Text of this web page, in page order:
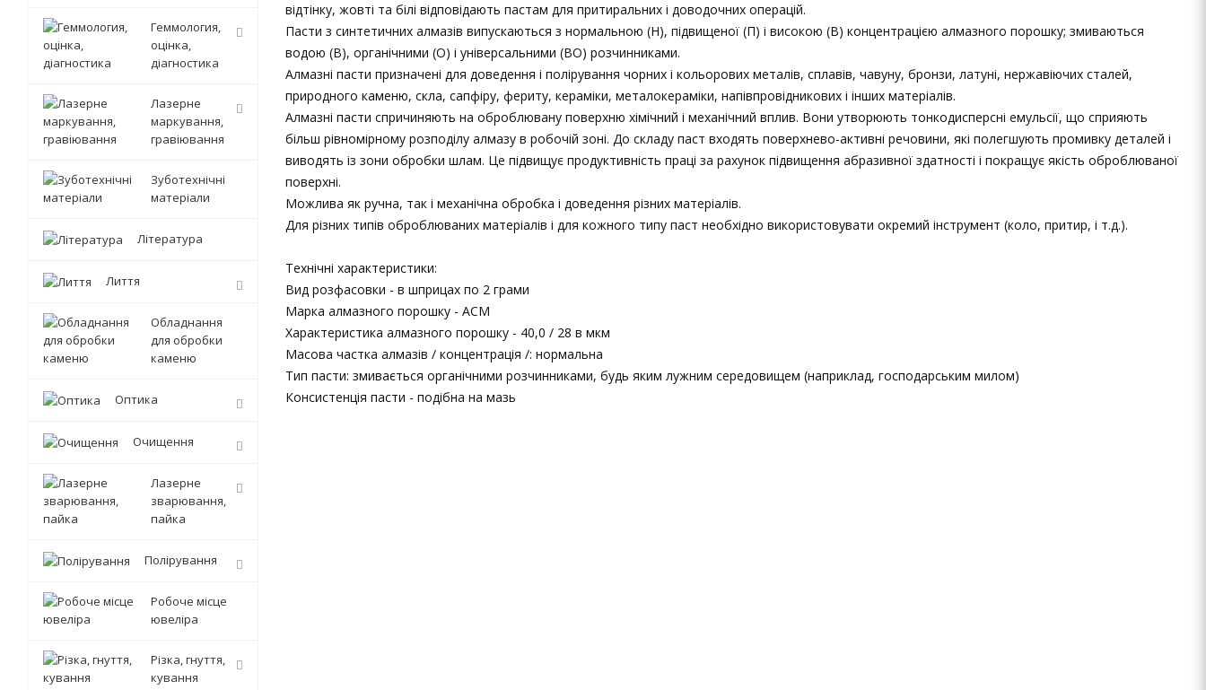
відтінку, жовті та білі відповідають пастам для притиральних і доводочних операцій.
Пасти з синтетичних алмазів випускаються з нормальною (Н), підвищеної (П) і високою (В) концентрацією алмазного порошку; змиваються
водою (В), органічними (О) і універсальними (ВО) розчинниками.
Алмазні пасти призначені для доведення і полірування чорних і кольорових металів, сплавів, чавуну, бронзи, латуні, нержавіючих сталей,
природного каменю, скла, сапфіру, фериту, кераміки, металокераміки, напівпровідникових і інших матеріалів.
Aлмазні пасти спричиняють на оброблювану поверхню хімічний і механічний вплив. Вони утворюють тонкодисперсні емульсії, що сприяють
більш рівномірному розподілу алмазу в робочій зоні. До складу паст входять поверхнево-активні речовини, які полегшують промивку деталей і
виводять із зони обробки шлам. Це підвищує продуктивність праці за рахунок підвищення абразивної здатності і покращує якість оброблюваної
поверхні.
Можлива як ручна, так і механічна обробка і доведення різних матеріалів.
Для різних типів оброблюваних матеріалів і для кожного типу паст необхідно використовувати окремий інструмент (коло, притир, і т.д.).
Технічні характеристики:
Вид розфасовки - в шприцах по 2 грами
Марка алмазного порошку - АСМ
Характеристика алмазного порошку - 40,0 / 28 в мкм
Масова частка алмазів / концентрація /: нормальна
Тип пасти: змивається органічними розчинниками, будь яким лужним середовищем (наприклад, господарським милом)
Консистенція пасти - подібна на мазь
Геммология,
оцінка,
діагностика
Лазерне
маркування,
гравіювання
Зуботехнічні
матеріали
Література
Лиття
Обладнання
для обробки
каменю
Оптика
Очищення
Лазерне
зварювання,
пайка
Полірування
Робоче місце
ювеліра
Різка, гнуття,
кування